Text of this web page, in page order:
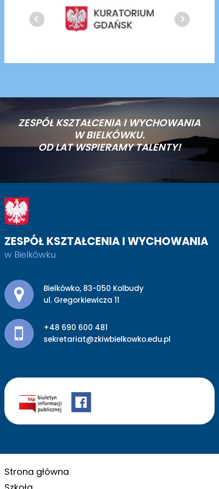
ZESPÓŁ KSZTAŁCENIA I WYCHOWANIA
W BIELKÓWKU.
OD LAT WSPIERAMY TALENTY!
ZESPÓŁ KSZTAŁCENIA I WYCHOWANIA
w Bielkówku
Adres pocztowy:
Bielkówko, 83-050 Kolbudy
ul. Gregorkiewicza 11
+48 690 600 481
sekretariat@zkiwbielkowko.edu.pl
Strona główna